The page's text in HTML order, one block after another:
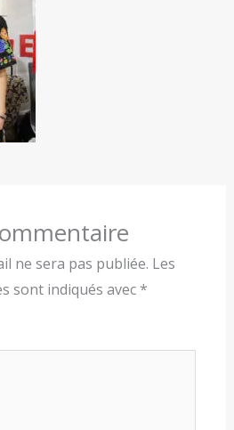
ne sera pas publiée. Les
sont indiqués avec *